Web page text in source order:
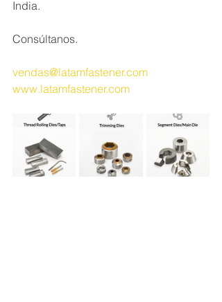
India.
Consúltanos.
vendas@latamfastener.com
www.latamfastener.com